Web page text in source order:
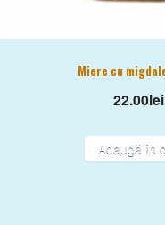
Miere cu
22.00lei
Adaugă în